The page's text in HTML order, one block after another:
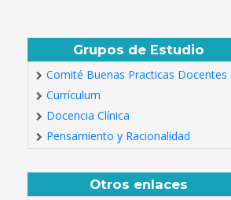
Grupos de Estudio
Comité Buenas Practicas Docentes
Currículum
Docencia Clínica
Pensamiento y Racionalidad
Otros enlaces